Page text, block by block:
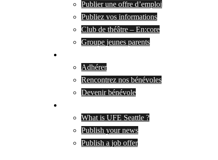
Publier une offre d’emploi
Publiez vos informations
Club de théâtre – En:core
Groupe jeunes parents
Adhérer
Rencontrez nos bénévoles
Devenir bénévole
What is UFE Seattle ?
Publish your news
Publish a job offer